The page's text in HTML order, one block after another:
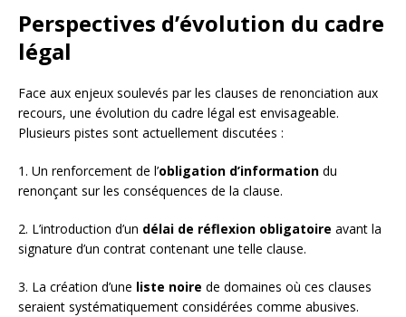
Perspectives d’évolution du cadre
légal
Face aux enjeux soulevés par les clauses de renonciation aux
recours, une évolution du cadre légal est envisageable.
Plusieurs pistes sont actuellement discutées :
1. Un renforcement de l’obligation d’information du
renonçant sur les conséquences de la clause.
2. L’introduction d’un délai de réflexion obligatoire avant la
signature d’un contrat contenant une telle clause.
3. La création d’une liste noire de domaines où ces clauses
seraient systématiquement considérées comme abusives.